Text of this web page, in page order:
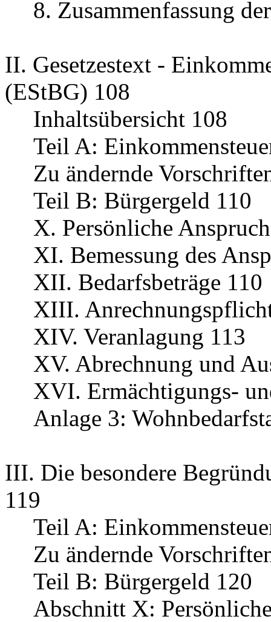
8. Zusammenfassung
II. Gesetzestext -
(EStBG) 108
Inhaltsübersicht 108
Teil A:
Zu ändernde
Teil B: Bürgergeld 110
X. Persönliche
XI. Bemessung des
XII. Bedarfsbeträge 110
XIII.
XIV. Veranlagung 113
XV. Abrechnung und
XVI. Ermächtigungs-
Anlage 3:
III. Die besondere
119
Teil A:
Zu ändernde
Teil B: Bürgergeld 120
Abschnitt X: